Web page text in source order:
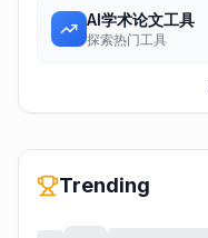
AI学术论文工具
探索热门工具
Trending